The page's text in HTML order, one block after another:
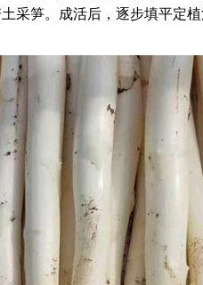
采笋。成活后，逐步填平定植